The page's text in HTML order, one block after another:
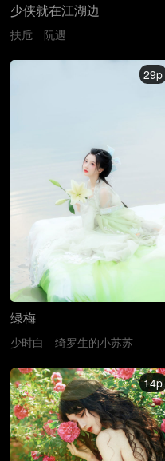
少侠就在江湖边
扶卮 阮遇
29p
绿梅
少时白 绮罗生的小苏苏
14p